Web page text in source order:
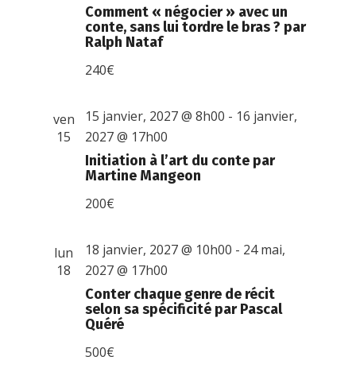
Comment « négocier » avec un
conte, sans lui tordre le bras ? par
Ralph Nataf
240€
ven
15
Initiation à l’art du conte par
Martine Mangeon
15 janvier, 2027 @ 8h00 - 16 janvier,
2027 @ 17h00
200€
lun
18
Conter chaque genre de récit
selon sa spécificité par Pascal
Quéré
18 janvier, 2027 @ 10h00 - 24 mai,
2027 @ 17h00
500€